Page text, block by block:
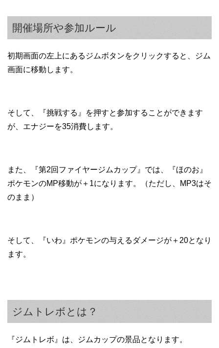
開催場所や参加ルール
初期画面の左上にあるジムボタンをクリックすると、ジム
画面に移動します。
そして、『挑戦する』を押すと参加することができます
が、エナジーを35消費します。
また、『第2回ファイヤージムカップ』では、『ほのお』
ポケモンのMP移動が＋1になります。（ただし、MP3はそ
のまま）
そして、『いわ』ポケモンの与えるダメージが＋20となり
ます。
ジムトレボとは？
『ジムトレボ』は、ジムカップの景品となります。